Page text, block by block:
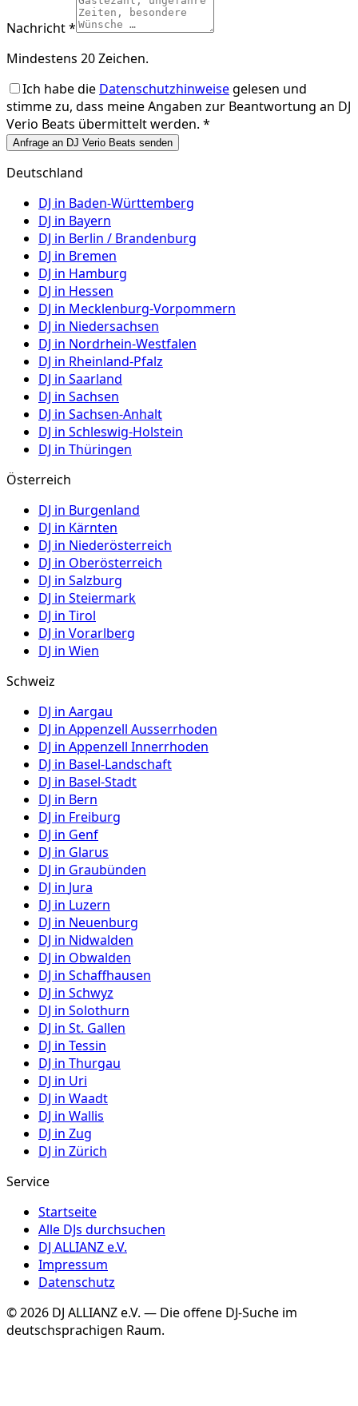
Nachricht *
Mindestens 20 Zeichen.
Ich habe die Datenschutzhinweisegelesen und
stimme zu, dass meine Angaben zur Beantwortung an DJ
Verio Beats übermittelt werden. *
Anfrage an DJ Verio Beats senden
Deutschland
DJ in Baden-Württemberg
DJ in Bayern
DJ in Berlin / Brandenburg
DJ in Bremen
DJ in Hamburg
DJ in Hessen
DJ in Mecklenburg-Vorpommern
DJ in Niedersachsen
DJ in Nordrhein-Westfalen
DJ in Rheinland-Pfalz
DJ in Saarland
DJ in Sachsen
DJ in Sachsen-Anhalt
DJ in Schleswig-Holstein
DJ in Thüringen
Österreich
DJ in Burgenland
DJ in Kärnten
DJ in Niederösterreich
DJ in Oberösterreich
DJ in Salzburg
DJ in Steiermark
DJ in Tirol
DJ in Vorarlberg
DJ in Wien
Schweiz
DJ in Aargau
DJ in Appenzell Ausserrhoden
DJ in Appenzell Innerrhoden
DJ in Basel-Landschaft
DJ in Basel-Stadt
DJ in Bern
DJ in Freiburg
DJ in Genf
DJ in Glarus
DJ in Graubünden
DJ in Jura
DJ in Luzern
DJ in Neuenburg
DJ in Nidwalden
DJ in Obwalden
DJ in Schaffhausen
DJ in Schwyz
DJ in Solothurn
DJ in St. Gallen
DJ in Tessin
DJ in Thurgau
DJ in Uri
DJ in Waadt
DJ in Wallis
DJ in Zug
DJ in Zürich
Service
Startseite
Alle DJs durchsuchen
DJ ALLIANZ e.V.
Impressum
Datenschutz
©2026 DJ ALLIANZ e.V. — Die offene DJ-Suche im
deutschsprachigen Raum.